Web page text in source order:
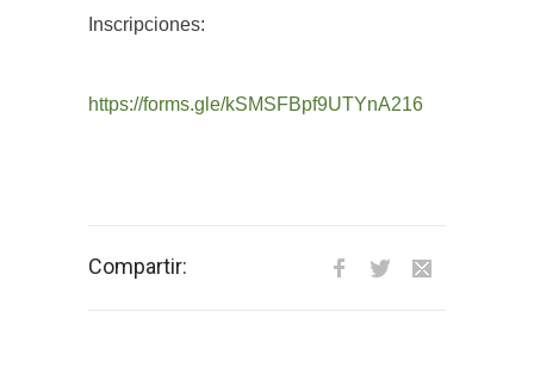
Inscripciones:
https://forms.gle/kSMSFBpf9UTYnA216
Compartir: